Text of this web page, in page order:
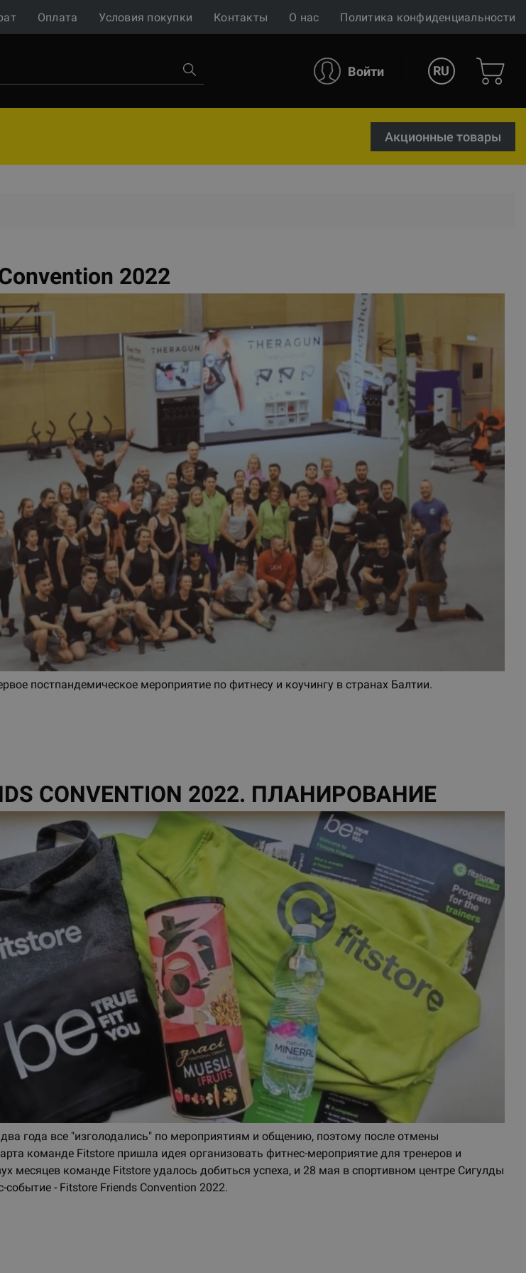
Оплата Условия покупки Контакты О нас Политика конфиденциальности
Войти RU
Акционные товары
2022
постпандемическое мероприятие по фитнесу и коучингу в странах Балтии.
CONVENTION 2022. ПЛАНИРОВАНИЕ
года все "изголодались" по мероприятиям и общению, поэтому после отмены
команде Fitstore пришла идея организовать фитнес-мероприятие для тренеров и
месяцев команде Fitstore удалось добиться успеха, и 28 мая в спортивном центре Сигулды
- Fitstore Friends Convention 2022.